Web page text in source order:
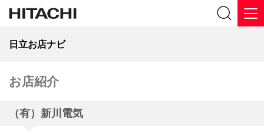
日立お店ナビ
お店紹介
（有）新川電気